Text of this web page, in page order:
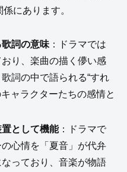
にあります。
歌詞の意味 ：ドラマでは
り、楽曲の描く儚い感
詞の中で語られる“すれ
ャラクターたちの感情と
として機能：ドラマで
心情を「夏音」が代弁
っており、音楽が物語